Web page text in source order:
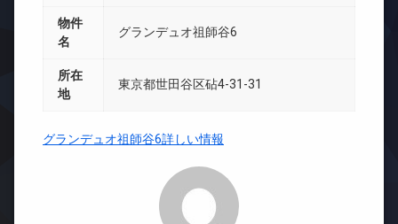
物件
名
グランデュオ祖師谷6
所在
地
東京都世田谷区砧4-31-31
グランデュオ祖師谷6詳しい情報